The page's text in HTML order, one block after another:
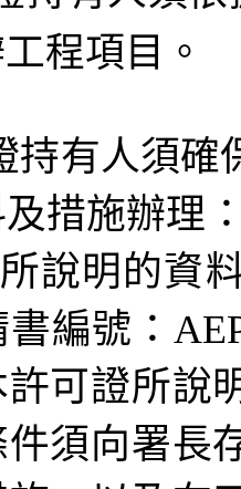
程項目。
持有人須確
措施辦理
所說明的資
書編號：
可證所說
須向署長